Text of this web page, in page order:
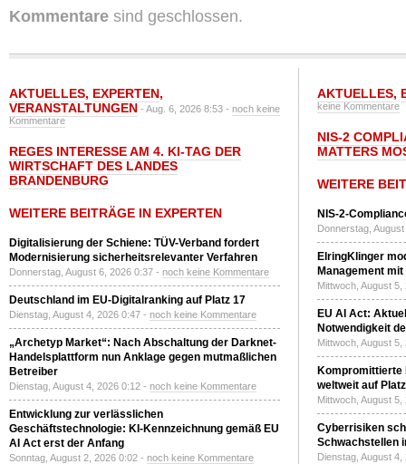
Kommentare sind geschlossen.
AKTUELLES, EXPERTEN,
VERANSTALTUNGEN - Aug. 6, 2026 8:53 - noch keine
Kommentare
REGES INTERESSE AM 4. KI-TAG DER
WIRTSCHAFT DES LANDES
BRANDENBURG
WEITERE BEITRÄGE IN EXPERTEN
Digitalisierung der Schiene: TÜV-Verband fordert
Modernisierung sicherheitsrelevanter Verfahren
Donnerstag, August 6, 2026 0:37 - noch keine Kommentare
Deutschland im EU-Digitalranking auf Platz 17
Dienstag, August 4, 2026 0:47 - noch keine Kommentare
„Archetyp Market“: Nach Abschaltung der Darknet-
Handelsplattform nun Anklage gegen mutmaßlichen
Betreiber
Dienstag, August 4, 2026 0:12 - noch keine Kommentare
Entwicklung zur verlässlichen
Geschäftstechnologie: KI-Kennzeichnung gemäß EU
AI Act erst der Anfang
Sonntag, August 2, 2026 0:02 - noch keine Kommentare
AKTUELLES,
keine Kommentare
NIS-2
MATTERS
WEITERE
NIS-2-
Donnerstag,
ElringKlinger
Management
Mittwoch, August
EU AI Act:
Notwendigkeit
Mittwoch, August
Kompromittierte
weltweit auf
Mittwoch, August
Cyberrisiken
Schwachstellen
Dienstag, August